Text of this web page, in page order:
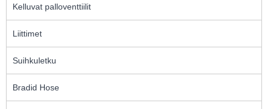
Kelluvat palloventtiilit
Liittimet
Suihkuletku
Bradid Hose